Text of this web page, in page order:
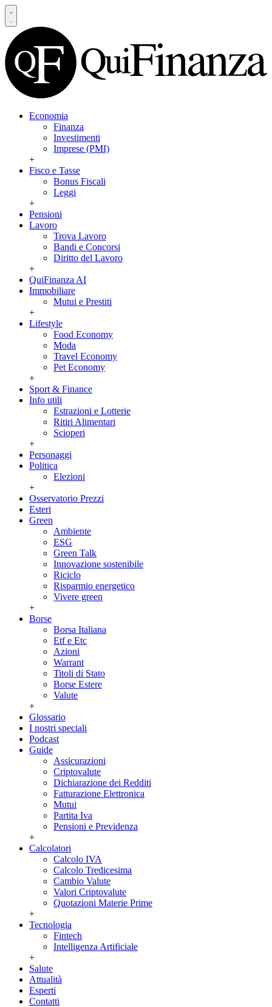
Economia
Finanza
Investimenti
Imprese (PMI)
+
Fisco e Tasse
Bonus Fiscali
Leggi
+
Pensioni
Lavoro
Trova Lavoro
Bandi e Concorsi
Diritto del Lavoro
+
QuiFinanza AI
Immobiliare
Mutui e Prestiti
+
Lifestyle
Food Economy
Moda
Travel Economy
Pet Economy
+
Sport & Finance
Info utili
Estrazioni e Lotterie
Ritiri Alimentari
Scioperi
+
Personaggi
Politica
Elezioni
+
Osservatorio Prezzi
Esteri
Green
Ambiente
ESG
Green Talk
Innovazione sostenibile
Riciclo
Risparmio energetico
Vivere green
+
Borse
Borsa Italiana
Etf e Etc
Azioni
Warrant
Titoli di Stato
Borse Estere
Valute
+
Glossario
I nostri speciali
Podcast
Guide
Assicurazioni
Criptovalute
Dichiarazione dei Redditi
Fatturazione Elettronica
Mutui
Partita Iva
Pensioni e Previdenza
+
Calcolatori
Calcolo IVA
Calcolo Tredicesima
Cambio Valute
Valori Criptovalute
Quotazioni Materie Prime
+
Tecnologia
Fintech
Intelligenza Artificiale
+
Salute
Attualità
Esperti
Contatti